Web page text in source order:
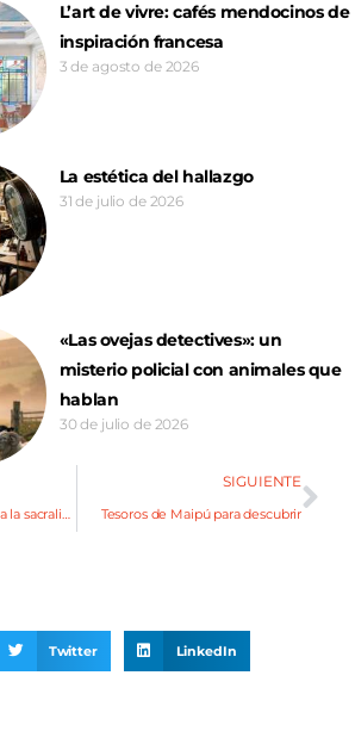
L’art de vivre: cafés mendocinos de
inspiración francesa
3 de agosto de 2026
La estética del hallazgo
31 de julio de 2026
«Las ovejas detectives»: un
misterio policial con animales que
hablan
30 de julio de 2026
Sodeado, un cachetazo a la sacralización del vino
SIGUIENTE
Tesoros de Maipú para descubrir
Twitter LinkedIn